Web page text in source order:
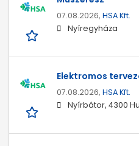
07.08.2026, HSA Kft.
Nyíregyháza
Elektromos
07.08.2026, HSA Kft.
Nyírbátor, 4300